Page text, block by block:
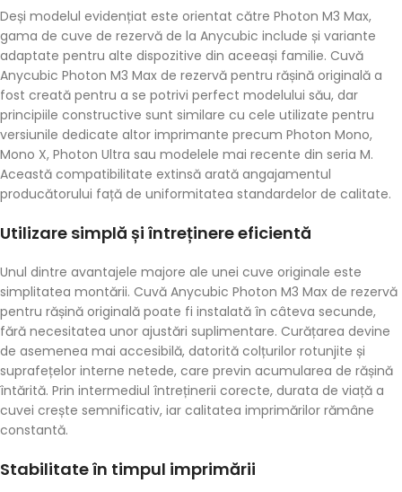
Deși modelul evidențiat este orientat către Photon M3 Max,
gama de cuve de rezervă de la Anycubic include și variante
adaptate pentru alte dispozitive din aceeași familie. Cuvă
Anycubic Photon M3 Max de rezervă pentru rășină originală a
fost creată pentru a se potrivi perfect modelului său, dar
principiile constructive sunt similare cu cele utilizate pentru
versiunile dedicate altor imprimante precum Photon Mono,
Mono X, Photon Ultra sau modelele mai recente din seria M.
Această compatibilitate extinsă arată angajamentul
producătorului față de uniformitatea standardelor de calitate.
Utilizare simplă și întreținere eficientă
Unul dintre avantajele majore ale unei cuve originale este
simplitatea montării. Cuvă Anycubic Photon M3 Max de rezervă
pentru rășină originală poate fi instalată în câteva secunde,
fără necesitatea unor ajustări suplimentare. Curățarea devine
de asemenea mai accesibilă, datorită colțurilor rotunjite și
suprafețelor interne netede, care previn acumularea de rășină
întărită. Prin intermediul întreținerii corecte, durata de viață a
cuvei crește semnificativ, iar calitatea imprimărilor rămâne
constantă.
Stabilitate în timpul imprimării